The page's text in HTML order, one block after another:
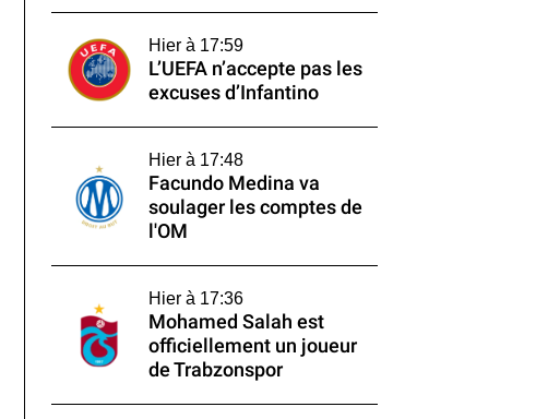
Hier à 17:59
L’UEFA n’accepte pas les
excuses d’Infantino
Hier à 17:48
Facundo Medina va
soulager les comptes de
l'OM
Hier à 17:36
Mohamed Salah est
officiellement un joueur
de Trabzonspor